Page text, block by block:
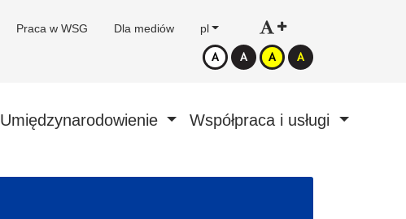
Praca w WSG Dla mediów pl
Umiędzynarodowienie Współpraca i usługi